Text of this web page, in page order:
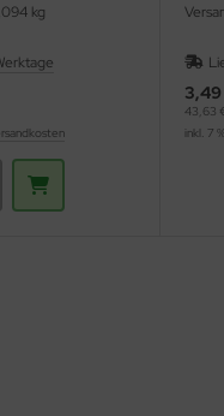
kg
43,63
inkl. 7